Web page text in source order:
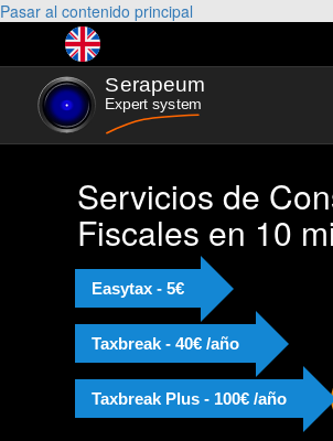
Pasar al contenido principal
Servicios de
Fiscales en 10
Easytax - 5€
Taxbreak - 40€ /año
Taxbreak Plus - 100€ /año